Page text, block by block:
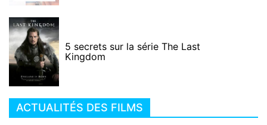
5 secrets sur la série The Last
Kingdom
ACTUALITÉS DES FILMS